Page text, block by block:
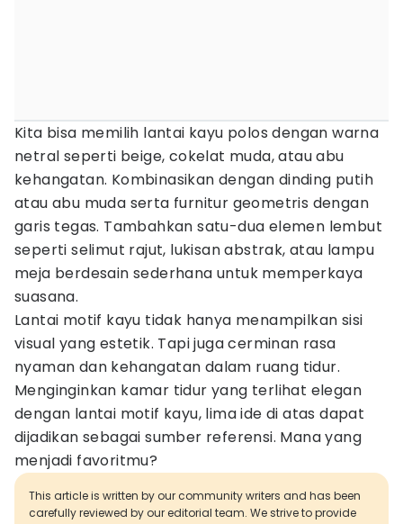
Kita bisa memilih lantai kayu polos dengan warna
netral seperti beige, cokelat muda, atau abu
kehangatan. Kombinasikan dengan dinding putih
atau abu muda serta furnitur geometris dengan
garis tegas. Tambahkan satu-dua elemen lembut
seperti selimut rajut, lukisan abstrak, atau lampu
meja berdesain sederhana untuk memperkaya
suasana.
Lantai motif kayu tidak hanya menampilkan sisi
visual yang estetik. Tapi juga cerminan rasa
nyaman dan kehangatan dalam ruang tidur.
Menginginkan kamar tidur yang terlihat elegan
dengan lantai motif kayu, lima ide di atas dapat
dijadikan sebagai sumber referensi. Mana yang
menjadi favoritmu?
This article is written by our community writers and has been
carefully reviewed by our editorial team. We strive to provide